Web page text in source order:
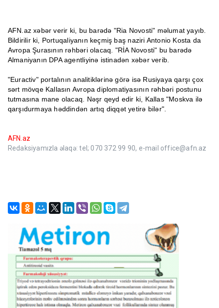
AFN.az xəbər verir ki, bu barədə "Ria Novosti" məlumat yayıb.
Bildirilir ki, Portuqaliyanın keçmiş baş naziri Antonio Kosta da
Avropa Şurasının rəhbəri olacaq. "RİA Novosti" bu barədə
Almaniyanın DPA agentliyinə istinadən xəbər verib.
"Euractiv" portalının analitiklərinə görə isə Rusiyaya qarşı çox
sərt mövqe Kallasın Avropa diplomatiyasının rəhbəri postunu
tutmasına mane olacaq. Nəşr qeyd edir ki, Kallas "Moskva ilə
qarşıdurmaya həddindən artıq diqqət yetirə bilər".
AFN.az
Redaksiyamızla əlaqə: tel; 070 372 99 90, e-mail office@afn.az